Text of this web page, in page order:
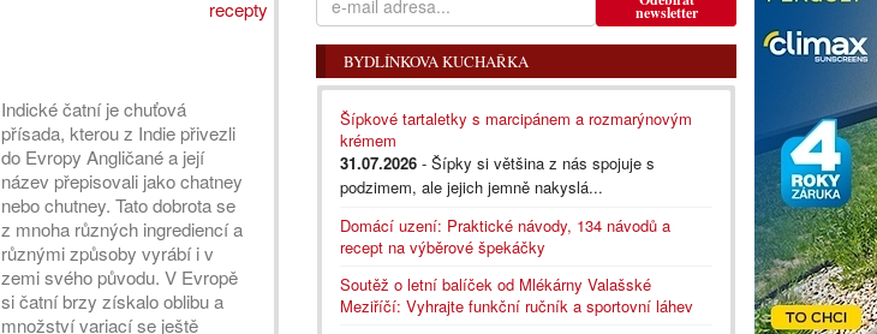
recepty
Indické čatní je chuťová
přísada, kterou z Indie přivezli
do Evropy Angličané a její
název přepisovali jako chatney
nebo chutney. Tato dobrota se
z mnoha různých ingrediencí a
různými způsoby vyrábí i v
zemi svého původu. V Evropě
si čatní brzy získalo oblibu a
množství variací se ještě
newsletter
BYDLÍNKOVA KUCHAŘKA
Šípkové tartaletky s marcipánem a rozmarýnovým
krémem
31.07.2026 - Šípky si většina z nás spojuje s
podzimem, ale jejich jemně nakyslá...
Domácí uzení: Praktické návody, 134 návodů a
recept na výběrové špekáčky
Soutěž o letní balíček od Mlékárny Valašské
Meziříčí: Vyhrajte funkční ručník a sportovní láhev